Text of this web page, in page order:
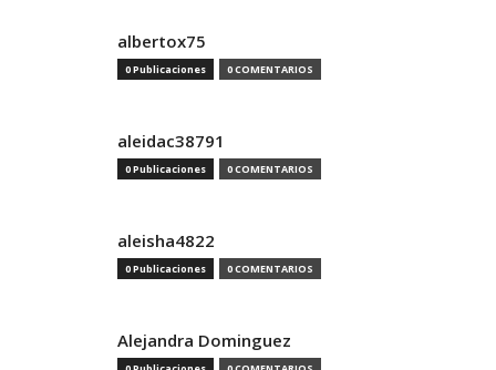
albertox75
0 Publicaciones 0 COMENTARIOS
aleidac38791
0 Publicaciones 0 COMENTARIOS
aleisha4822
0 Publicaciones 0 COMENTARIOS
Alejandra Dominguez